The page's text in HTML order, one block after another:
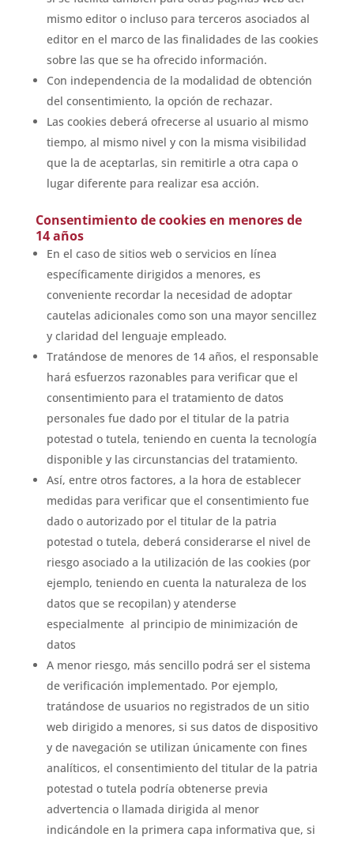
mismo editor o incluso para terceros asociados al
editor en el marco de las finalidades de las cookies
sobre las que se ha ofrecido información.
Con independencia de la modalidad de obtención
del consentimiento, la opción de rechazar.
Las cookies deberá ofrecerse al usuario al mismo
tiempo, al mismo nivel y con la misma visibilidad
que la de aceptarlas, sin remitirle a otra capa o
lugar diferente para realizar esa acción.
Consentimiento de cookies en menores de
14 años
En el caso de sitios web o servicios en línea
específicamente dirigidos a menores, es
conveniente recordar la necesidad de adoptar
cautelas adicionales como son una mayor sencillez
y claridad del lenguaje empleado.
Tratándose de menores de 14 años, el responsable
hará esfuerzos razonables para verificar que el
consentimiento para el tratamiento de datos
personales fue dado por el titular de la patria
potestad o tutela, teniendo en cuenta la tecnología
disponible y las circunstancias del tratamiento.
Así, entre otros factores, a la hora de establecer
medidas para verificar que el consentimiento fue
dado o autorizado por el titular de la patria
potestad o tutela, deberá considerarse el nivel de
riesgo asociado a la utilización de las cookies (por
ejemplo, teniendo en cuenta la naturaleza de los
datos que se recopilan) y atenderse
especialmente al principio de minimización de
datos
A menor riesgo, más sencillo podrá ser el sistema
de verificación implementado. Por ejemplo,
tratándose de usuarios no registrados de un sitio
web dirigido a menores, si sus datos de dispositivo
y de navegación se utilizan únicamente con fines
analíticos, el consentimiento del titular de la patria
potestad o tutela podría obtenerse previa
advertencia o llamada dirigida al menor
indicándole en la primera capa informativa que, si